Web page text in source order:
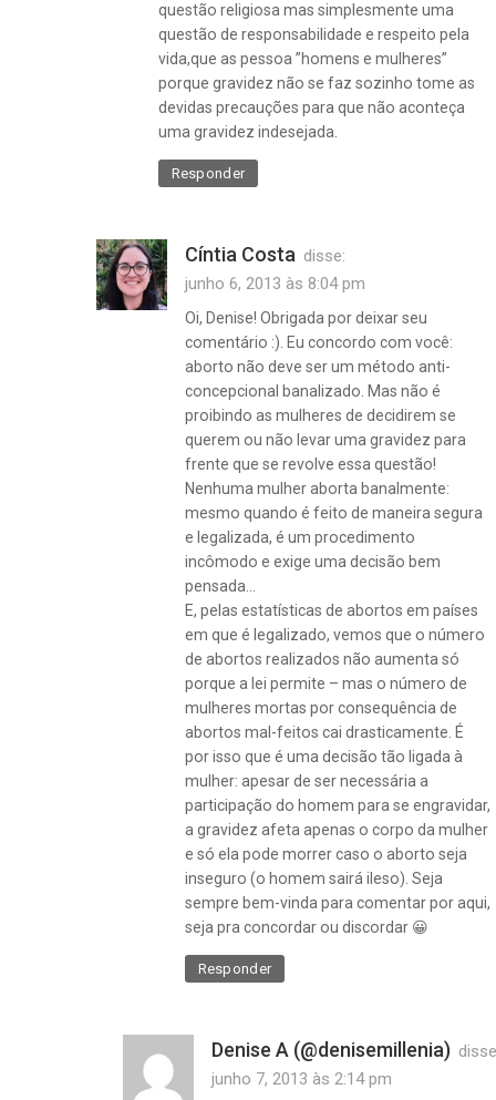
questão religiosa mas simplesmente uma
questão de responsabilidade e respeito pela
vida,que as pessoa ”homens e mulheres”
porque gravidez não se faz sozinho tome as
devidas precauções para que não aconteça
uma gravidez indesejada.
Responder
Cíntia Costa disse:
junho 6, 2013 às 8:04 pm
Oi, Denise! Obrigada por deixar seu
comentário :). Eu concordo com você:
aborto não deve ser um método anti-
concepcional banalizado. Mas não é
proibindo as mulheres de decidirem se
querem ou não levar uma gravidez para
frente que se revolve essa questão!
Nenhuma mulher aborta banalmente:
mesmo quando é feito de maneira segura
e legalizada, é um procedimento
incômodo e exige uma decisão bem
pensada…
E, pelas estatísticas de abortos em países
em que é legalizado, vemos que o número
de abortos realizados não aumenta só
porque a lei permite – mas o número de
mulheres mortas por consequência de
abortos mal-feitos cai drasticamente. É
por isso que é uma decisão tão ligada à
mulher: apesar de ser necessária a
participação do homem para se engravidar,
a gravidez afeta apenas o corpo da mulher
e só ela pode morrer caso o aborto seja
inseguro (o homem sairá ileso). Seja
sempre bem-vinda para comentar por aqui,
seja pra concordar ou discordar 😀
Responder
Denise A (@denisemillenia)
junho 7, 2013 às 2:14 pm